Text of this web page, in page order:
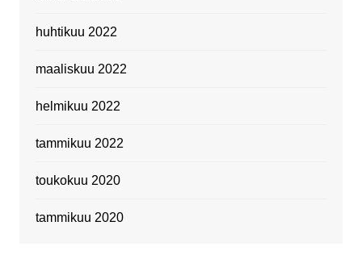
huhtikuu 2022
maaliskuu 2022
helmikuu 2022
tammikuu 2022
toukokuu 2020
tammikuu 2020